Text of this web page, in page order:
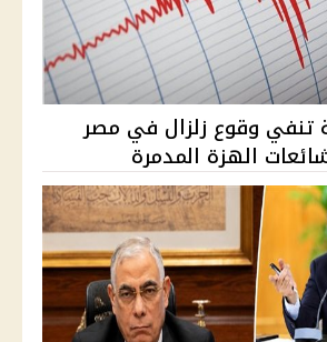
تنفي وقوع زلزال في مصر
الهزة المدمرة